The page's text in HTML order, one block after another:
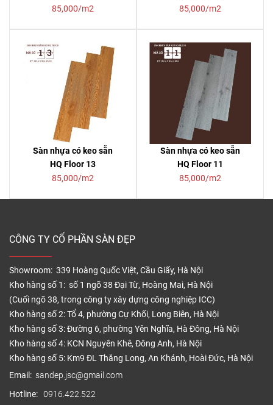
85,000/m2
85,000/m2
Sàn nhựa có keo sẵn
HQ Floor 13
85,000/m2
Sàn nhựa có keo sẵn
HQ Floor 11
85,000/m2
CÔNG TY CỔ PHẦN SÀN ĐẸP
Showroom: 339 Hoàng Quốc Việt, Cầu Giấy, Hà Nội
Kho hàng số 1: số 1 ngõ 38 Đại Từ, Hoàng Mai, Hà Nội
(Cuối ngõ 38, trong công ty xây dựng công nghiệp ICC)
Kho hàng số 2: Tổ 4, phường Cự Khối, Long Biên, Hà Nội
Kho hàng số 3: Đường 6, phường Yên Nghĩa, Hà Đông, Hà Nội
Kho hàng số 4: KCN Nguyên Khê, Đông Anh, Hà Nội
Kho hàng số 5: Km9 ĐL Thăng Long, An Khánh, Hoài Đức, Hà Nội
Email: sandep.jsc@gmail.com
Hotline: 0916.422.522